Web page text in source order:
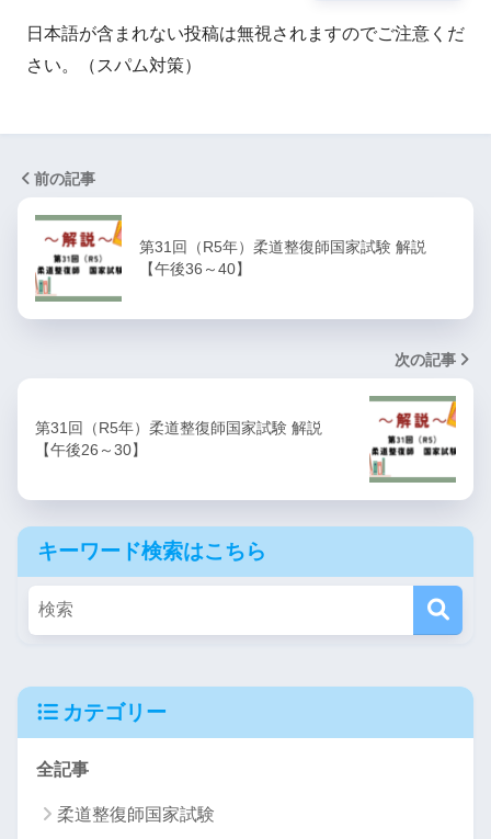
日本語が含まれない投稿は無視されますのでご注意くだ
さい。（スパム対策）
前の記事
第31回（R5年）柔道整復師国家試験 解説
【午後36～40】
次の記事
第31回（R5年）柔道整復師国家試験 解説
【午後26～30】
キーワード検索はこちら
カテゴリー
全記事
柔道整復師国家試験